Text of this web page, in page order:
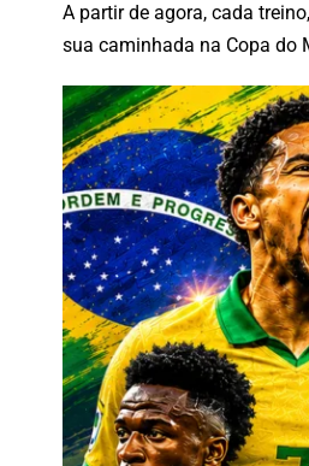
A partir de agora, cada
sua caminhada na Copa do